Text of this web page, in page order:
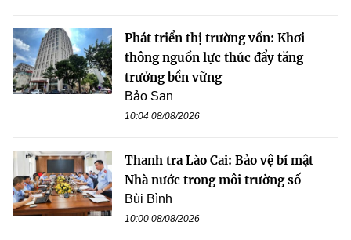
Phát triển thị trường vốn: Khơi
thông nguồn lực thúc đẩy tăng
trưởng bền vững
Bảo San
10:04 08/08/2026
Thanh tra Lào Cai: Bảo vệ bí mật
Nhà nước trong môi trường số
Bùi Bình
10:00 08/08/2026